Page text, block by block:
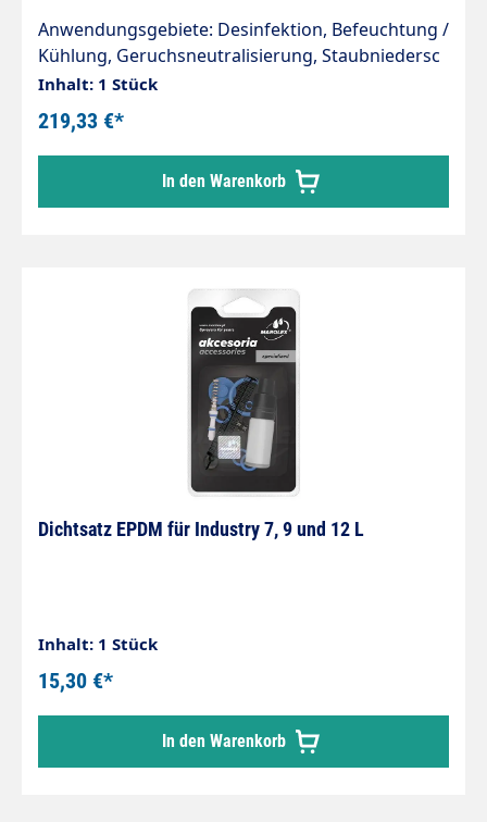
Anwendungsgebiete: Desinfektion, Befeuchtung /
Kühlung, Geruchsneutralisierung, Staubniedersc
hlagung
Fahrzeugaufbereitung, Dekontaminierung, Schäd
lingsbekämpfung Vorteile: System stellt eine
sichere und kostengünstige Methode zur
Neutralisierung von Gerüchen und der
Desinfektion da. Gleichmäßiges Sprühbild (Nebel)
Bereich während des Prozesses nicht betreten
werden muß. Druckluftanschluss per Stecknippel
Inhalt: 1 Stück
219,33 €*
In den Warenkorb
Dichtsatz EPDM für Industry 7, 9 und 12 L
Inhalt: 1 Stück
15,30 €*
In den Warenkorb